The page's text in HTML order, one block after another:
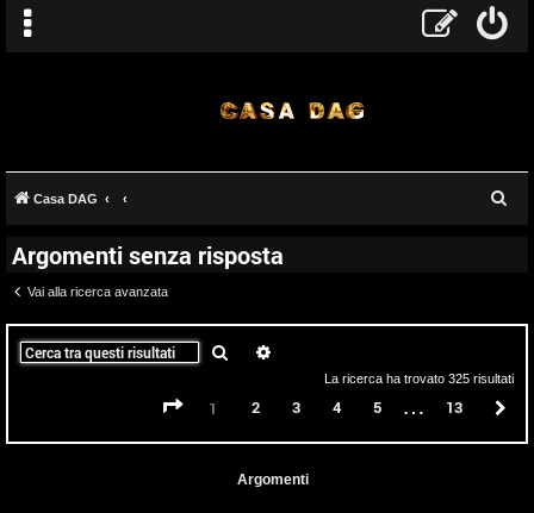
Casa DAG
Argomenti senza risposta
Vai alla ricerca avanzata
Cerca
La ricerca ha trovato 325 risultati
Pagina di
1 2 3 4 5 … 13
Argomenti